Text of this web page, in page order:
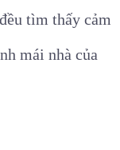
tìm thấy cảm
mái nhà của